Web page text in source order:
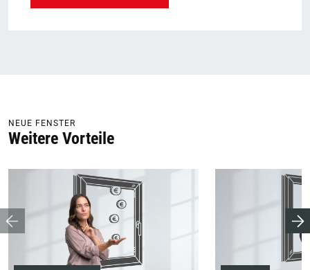
NEUE FENSTER
Weitere Vorteile